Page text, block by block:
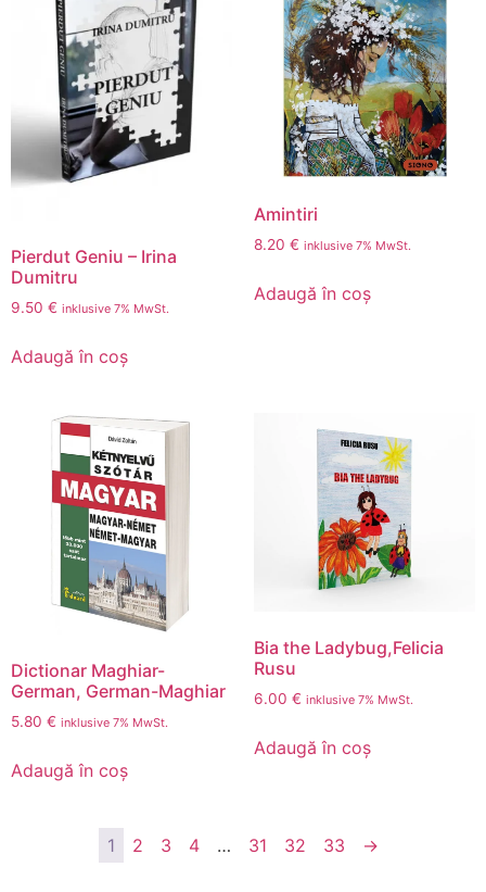
Pierdut Geniu – Irina
Dumitru
9.50 € inklusive 7% MwSt.
Adaugă în coș
Amintiri
8.20 € inklusive 7% MwSt.
Adaugă în coș
Dictionar Maghiar-
German, German-Maghiar
5.80 € inklusive 7% MwSt.
Adaugă în coș
Bia the Ladybug,Felicia
Rusu
6.00 € inklusive 7% MwSt.
Adaugă în coș
1 2 3 4 … 31 32 33 →